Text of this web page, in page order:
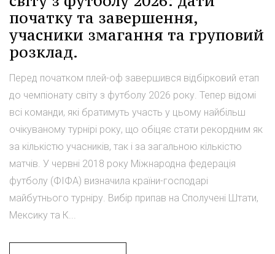
початку та завершення,
учасники змагання та груповий
розклад.
Перед початком плей-оф завершився відбірковий етап
до чемпіонату світу з футболу 2026 року. Тепер відомі
всі команди, які братимуть участь у цьому найбільш
очікуваному турнірі року, що обіцяє стати рекордним як
за кількістю учасників, так і за загальною кількістю
матчів. У червні 2018 року Міжнародна федерація
футболу (ФІФА) визначила країни-господарі
майбутнього турніру. Вибір припав на Сполучені Штати,
Мексику та К...